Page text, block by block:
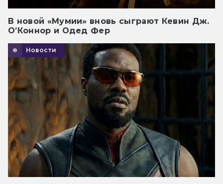
В новой «Мумии» вновь сыграют Кевин Дж.
О’Коннор и Одед Фер
Новости